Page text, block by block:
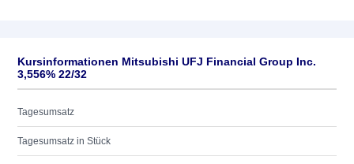
Kursinformationen Mitsubishi UFJ Financial Group Inc.
3,556% 22/32
Tagesumsatz
Tagesumsatz in Stück